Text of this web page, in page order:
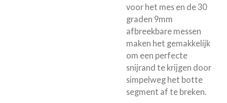
voor het mes en de 30
graden 9mm
afbreekbare messen
maken het gemakkelijk
om een ​​perfecte
snijrand te krijgen door
simpelweg het botte
segment af te breken.